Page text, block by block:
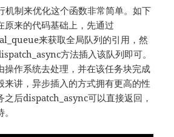
机制来优化这个函数非常简单。如下
原来的代码基础上，先通过
来获取全局队列的引用，然
方法插入该队列即可。
操作系统去处理，并在该任务块完成
来讲，异步插入的方式拥有更高的性
之后dispatch_async可以直接返回，